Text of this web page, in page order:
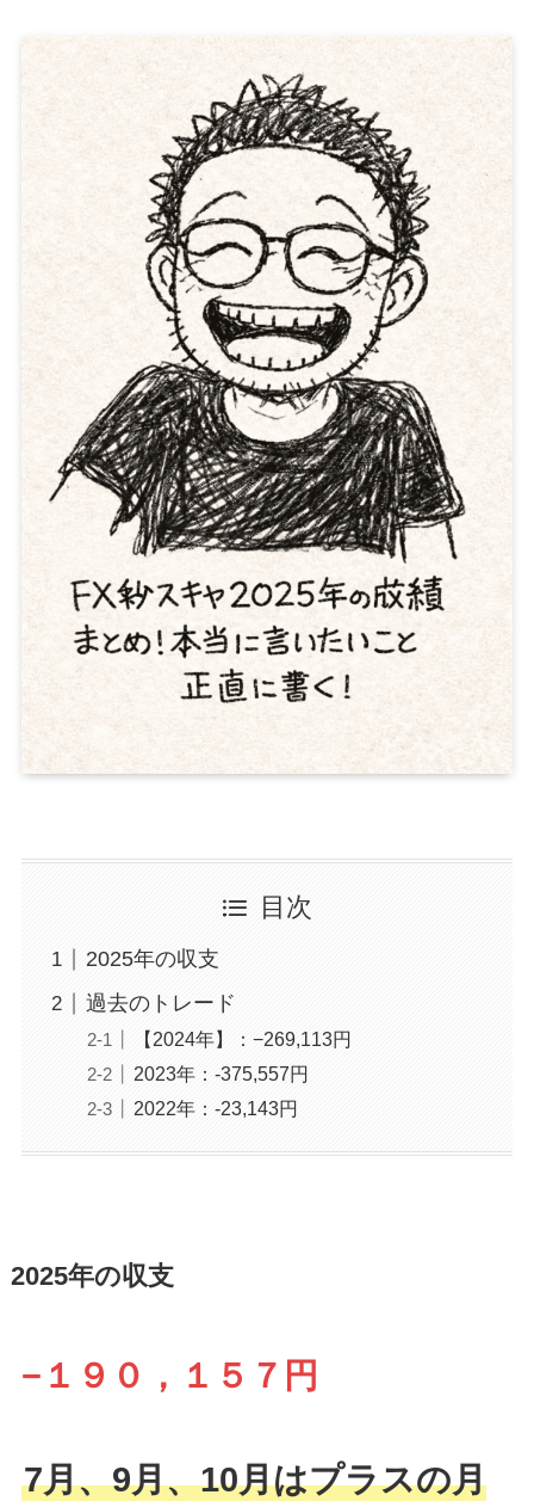
目次
2025年の収支
過去のトレード
【2024年】：−269,113円
2023年：-375,557円
2022年：-23,143円
2025年の収支
−１９０，１５７円
7月、9月、10月はプラスの月